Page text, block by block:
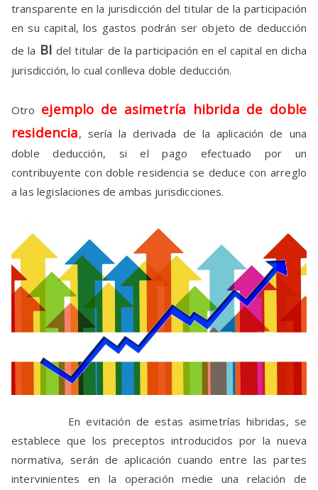
transparente en la jurisdicción del titular de la participación
en su capital, los gastos podrán ser objeto de deducción
de la BI del titular de la participación en el capital en dicha
jurisdicción, lo cual conlleva doble deducción.
Otro ejemplo de asimetría hibrida de doble
residencia, sería la derivada de la aplicación de una
doble deducción, si el pago efectuado por un
contribuyente con doble residencia se deduce con arreglo
a las legislaciones de ambas jurisdicciones.
En evitación de estas asimetrías hibridas, se
establece que los preceptos introducidos por la nueva
normativa, serán de aplicación cuando entre las partes
intervinientes en la operación medie una relación de